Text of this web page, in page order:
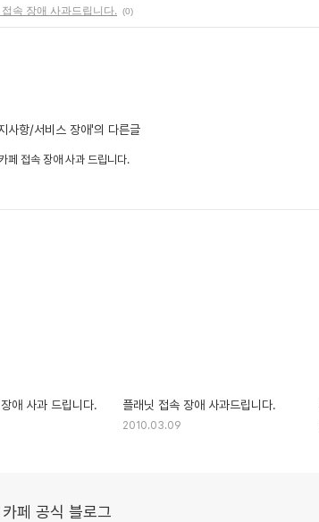
속 장애 사과드립니다. (0)
사항/서비스 장애'의 다른글
페 접속 장애 사과 드립니다.
애 사과 드립니다. 플래닛 접속 장애 사과드립니다.
2010.03.09
페 공식 블로그